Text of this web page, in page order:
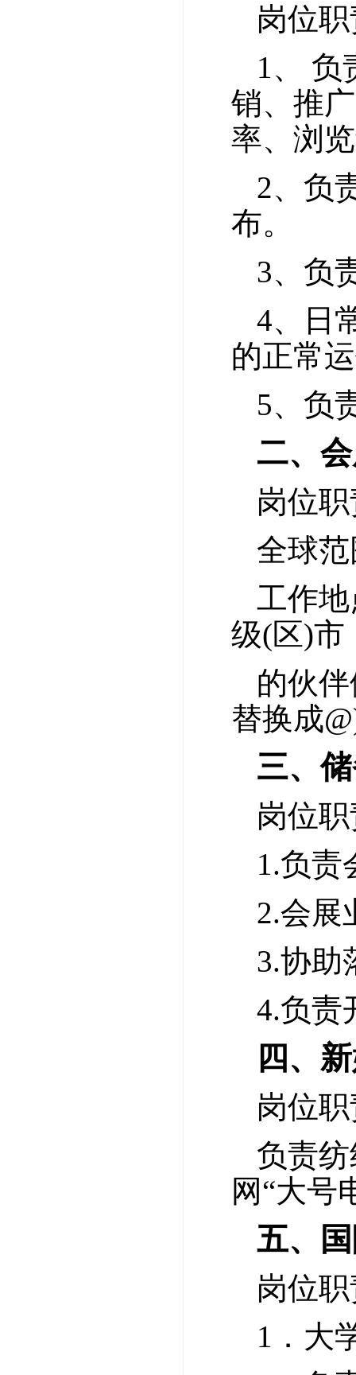
岗位
1、 负
销、推
率、浏
2、负
布。
3、负
4、日
的正常
5、负
二、
岗位
全球
工作
级(区)市
的伙
替换成
三、
岗位
1.负责
2.会展
3.协助
4.负责
四、
岗位
负责
网“大号
五、
岗位
1．大